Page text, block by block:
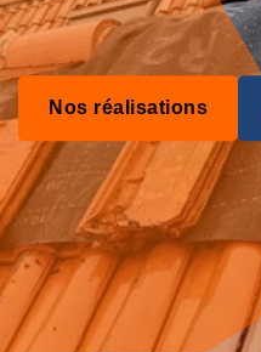
Nos réalisations